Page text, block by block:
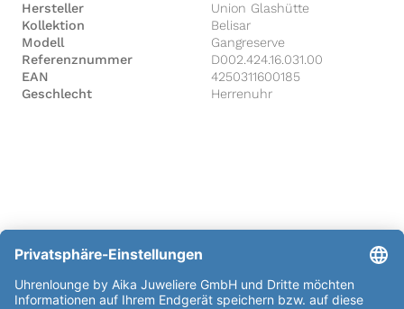
Hersteller
Union Glashütte
Kollektion
Belisar
Modell
Gangreserve
Referenznummer
D002.424.16.031.00
EAN
4250311600185
Geschlecht
Herrenuhr